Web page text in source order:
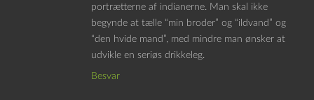
portrætterne af indianerne. Man skal ikke
begynde at tælle “min broder” og “ildvand” og
“den hvide mand”, med mindre man ønsker at
udvikle en seriøs drikkeleg.
Besvar